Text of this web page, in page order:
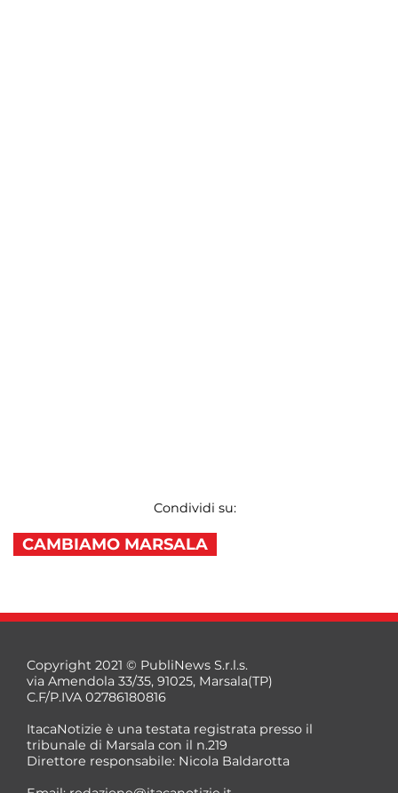
Condividi su:
CAMBIAMO MARSALA
Copyright 2021 © PubliNews S.r.l.s.
via Amendola 33/35, 91025, Marsala(TP)
C.F/P.IVA 02786180816
ItacaNotizie è una testata registrata presso il
tribunale di Marsala con il n.219
Direttore responsabile: Nicola Baldarotta